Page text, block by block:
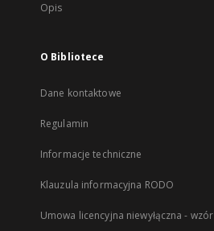
Opis
O Bibliotece
Dane kontaktowe
Regulamin
Informacje techniczne
Klauzula informacyjna RODO
Umowa licencyjna niewyłączna - wzór